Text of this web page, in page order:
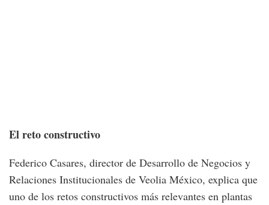
El reto constructivo
Federico Casares, director de Desarrollo de Negocios y
Relaciones Institucionales de Veolia México, explica que
uno de los retos constructivos más relevantes en plantas